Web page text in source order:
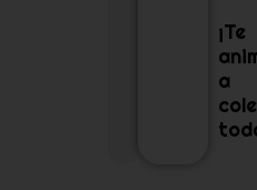
¡Te
a